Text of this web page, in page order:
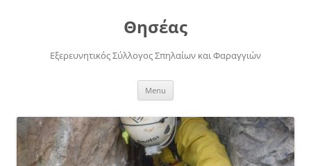
Θησέας
Εξερευνητικός Σύλλογος Σπηλαίων και Φαραγγιών
Menu